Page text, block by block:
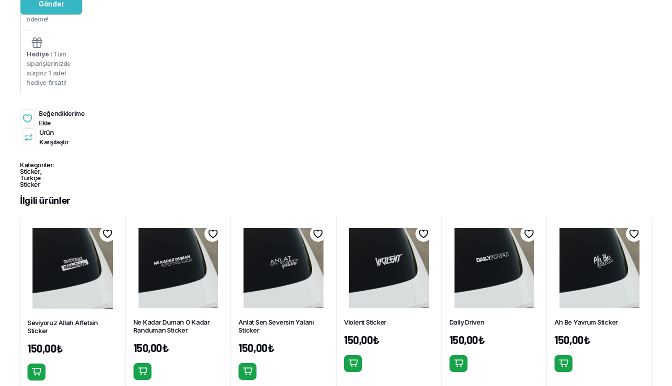
ödeme!
Hediye : Tüm
siparişlerinizde
sürpriz 1 adet
hediye fırsatı!
Beğendiklerime
Ekle
Ürün
Karşılaştır
Kategoriler:
Sticker,
Türkçe
Sticker
İlgili ürünler
Seviyoruz Allah Affetsin
Sticker
150,00₺
Bu
Ne Kadar Duman O Kadar
Randuman Sticker
150,00₺
Bu
Anlat Sen Seversin Yalanı
Sticker
150,00₺
Bu
Violent Sticker
150,00₺
Bu
Daily Driven
150,00₺
Bu
Ah Be Yavrum Sticker
150,00₺
Bu